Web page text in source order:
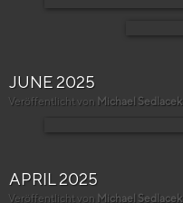
JUNE 2025
Veröffentlicht von Michael Sedlacek
APRIL 2025
Veröffentlicht von Michael Sedlacek